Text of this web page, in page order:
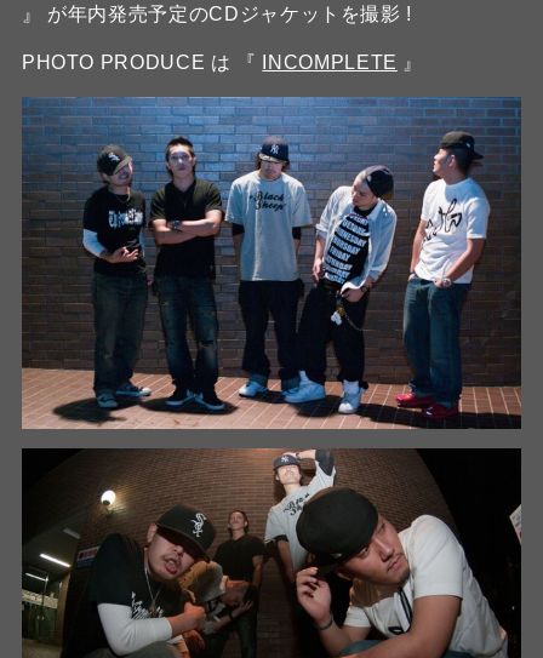
』 が年内発売予定のCDジャケットを撮影 !
PHOTO PRODUCE は 『 INCOMPLETE 』